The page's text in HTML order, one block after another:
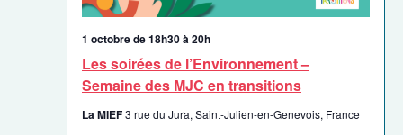
Les soirées de l’Environnement –
Semaine des MJC en transitions
1 octobre de 18h30à20h
La MIEF3 rue du Jura, Saint-Julien-en-Genevois, France